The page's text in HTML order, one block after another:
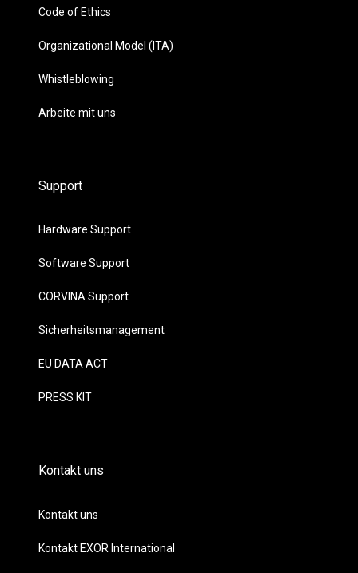
Code of Ethics
Organizational Model (ITA)
Whistleblowing
Arbeite mit uns
Support
Hardware Support
Software Support
CORVINA Support
Sicherheitsmanagement
EU DATA ACT
PRESS KIT
Kontakt uns
Kontakt uns
Kontakt EXOR International